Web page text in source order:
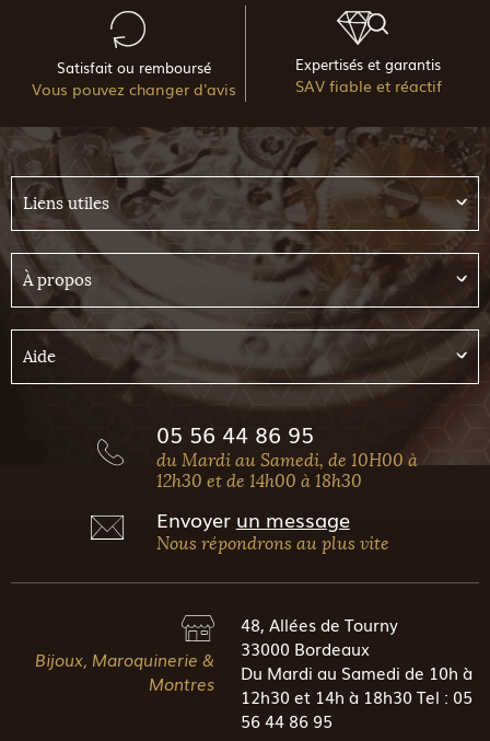
Satisfait ou remboursé
Vous pouvez changer d'avis
Expertisés et garantis
SAV fiable et réactif
Liens utiles
À propos
Aide
05 56 44 86 95
du Mardi au Samedi, de 10H00 à
12h30 et de 14h00 à 18h30
Envoyer un message
Nous répondrons au plus vite
Bijoux, Maroquinerie &
Montres
48, Allées de Tourny
33000 Bordeaux
Du Mardi au Samedi de 10h à
12h30 et 14h à 18h30 Tel : 05
56 44 86 95